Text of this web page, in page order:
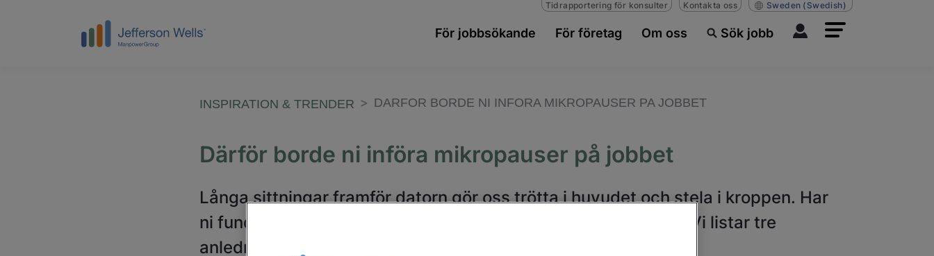
För jobbsökande För företag Om oss Sök jobb
Tidrapportering för konsulter Kontakta oss Sweden (Swedish)
INSPIRATION & TRENDER DARFOR BORDE NI INFORA MIKROPAUSER PA JOBBET
Därför borde ni införa mikropauser på jobbet
Långa sittningar framför datorn gör oss trötta i huvudet och stela i kroppen. Har
ni funderat på vad korta pauser under arbetsdagen kan göra? Vi listar tre
anledningar till att börja med micropauser på jobbet.